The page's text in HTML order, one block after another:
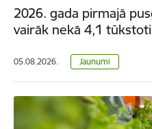
2026. gada pirmajā
vairāk nekā 4,1
05.08.2026. Jaunumi